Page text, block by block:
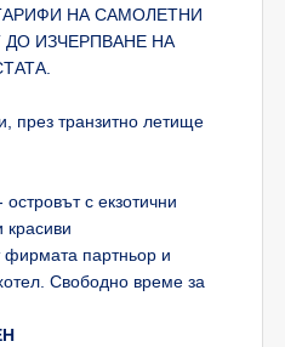
НА САМОЛЕТНИ
ИЗЧЕРПВАНЕ НА
през транзитно летище
с екзотични
красиви
партньор и
Свободно време за